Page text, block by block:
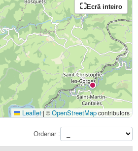
Ecrã inteiro
Leaflet | ©OpenStreetMapcontributors
Ordenar :